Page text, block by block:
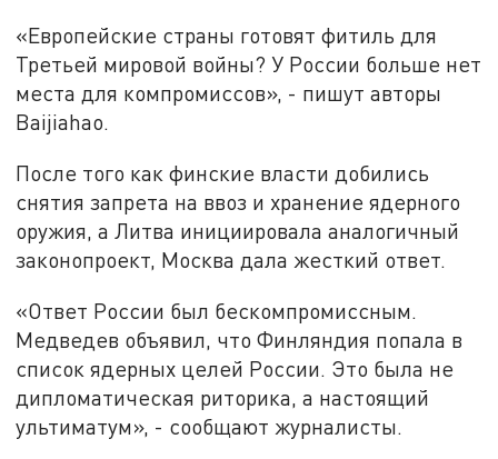
«Европейские страны готовят фитиль для
Третьей мировой войны? У России больше нет
места для компромиссов», - пишут авторы
Baijiahao.
После того как финские власти добились
снятия запрета на ввоз и хранение ядерного
оружия, а Литва инициировала аналогичный
законопроект, Москва дала жесткий ответ.
«Ответ России был бескомпромиссным.
Медведев объявил, что Финляндия попала в
список ядерных целей России. Это была не
дипломатическая риторика, а настоящий
ультиматум», - сообщают журналисты.